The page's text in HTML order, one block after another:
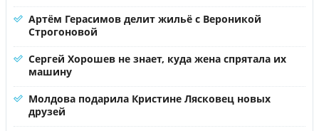
Артём Герасимов делит жильё с Вероникой
Строгоновой
Сергей Хорошев не знает, куда жена спрятала их
машину
Молдова подарила Кристине Лясковец новых
друзей